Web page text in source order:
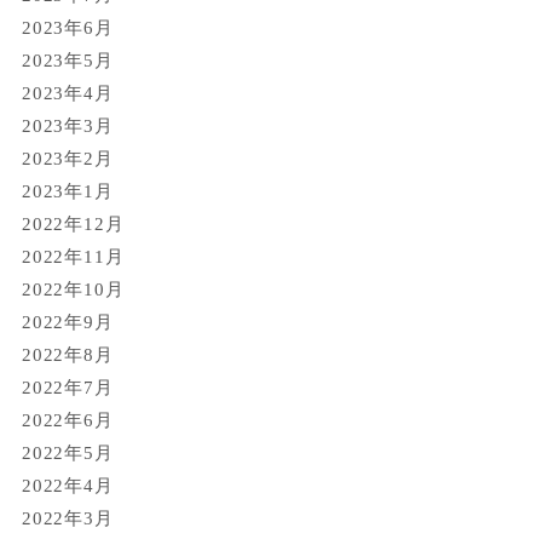
2023年6月
2023年5月
2023年4月
2023年3月
2023年2月
2023年1月
2022年12月
2022年11月
2022年10月
2022年9月
2022年8月
2022年7月
2022年6月
2022年5月
2022年4月
2022年3月